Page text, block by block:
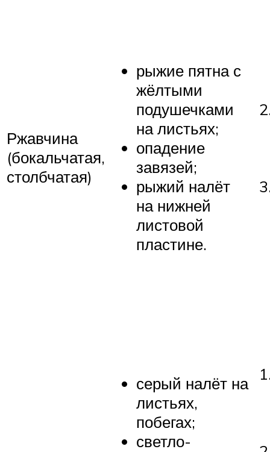
Ржавчина
(бокальчатая,
столбчатая)
рыжие пятна с
жёлтыми
подушечками
на листьях;
опадение
завязей;
рыжий налёт
на нижней
листовой
пластине.
серый налёт на
листьях,
побегах;
светло-